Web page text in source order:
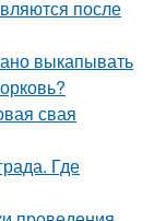
после
выкапывать
свая
Где